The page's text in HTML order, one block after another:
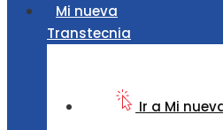
Mi nueva
Transtecnia
Ir a Mi